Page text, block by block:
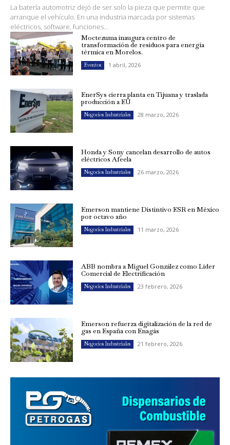
La batería automotriz dejó de ser solo la pieza que permite que
arranque el vehículo. En una industria marcada por sistemas
eléctricos, software, funciones...
Moctezuma inaugura centro de
transformación de residuos para energía
térmica en Morelos.
Eventos 1 abril, 2026
EnerSys cierra planta en Tijuana y traslada
producción a EU
Negocios Industriales 28 marzo, 2026
Honda y Sony cancelan desarrollo de autos
eléctricos Afeela
Negocios Industriales 26 marzo, 2026
Emerson mantiene Distintivo ESR en México
por octavo año
Negocios Industriales 11 marzo, 2026
ABB nombra a Miguel González como Líder
Comercial de Electrificación
Negocios Industriales 23 febrero, 2026
Emerson refuerza digitalización de la red de
gas en España con Enagás
Negocios Industriales 21 febrero, 2026